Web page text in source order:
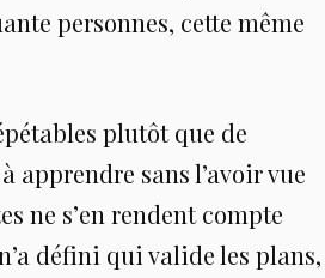
personnes, cette même
plutôt que de
sans l’avoir vue
ne s’en rendent compte
défini qui valide les plans,